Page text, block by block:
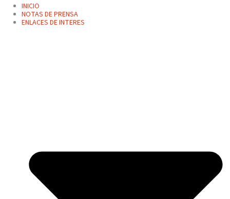
INICIO
NOTAS DE PRENSA
ENLACES DE INTERES